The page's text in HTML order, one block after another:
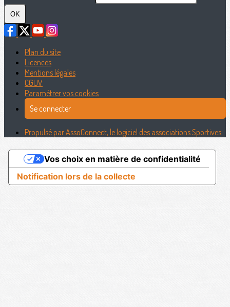
OK
Plan du site
Licences
Mentions légales
CGUV
Paramétrer vos cookies
Se connecter
Propulsé par AssoConnect, le logiciel des associations Sportives
Notification lors de la collecte
Vos choix en matière de confidentialité